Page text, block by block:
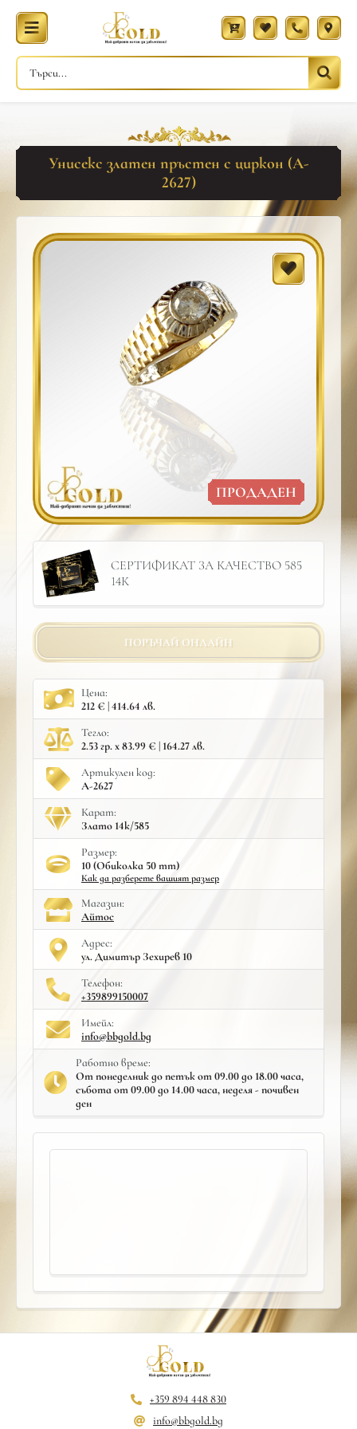
Унисекс златен пръстен с циркон (A-
2627)
ПРОДАДЕН
СЕРТИФИКАТ ЗА КАЧЕСТВО 585
14К
ПОРЪЧАЙ ОНЛАЙН
Цена:
212 € | 414.64 лв.
Тегло:
2.53 гр. x 83.99 € | 164.27 лв.
Артикулен код:
A-2627
Карат:
Злато 14к/585
Размер:
10 (Обиколка 50 mm)
Как да разберете вашият размер
Mагазин:
Айтос
Адрес:
ул. Димитър Зехирев 10
Телефон:
+359899150007
Имейл:
info@bbgold.bg
Работно време:
От понеделник до петък от 09.00 до 18.00 часа,
събота от 09.00 до 14.00 часа, неделя - почивен
ден
+359 894 448 830
info@bbgold.bg